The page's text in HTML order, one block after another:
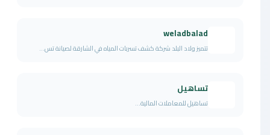
weladbalad
تتميز ولاد البلد شركة كشف تسربات المياه في الشارقة لصيانة تس...
تساهيل
تساهيل للمعاملات المالية...